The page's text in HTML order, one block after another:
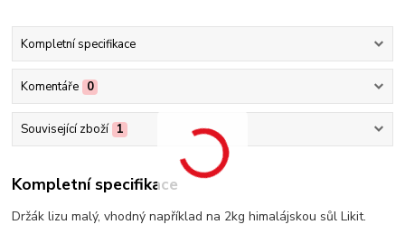
Kompletní specifikace
Komentáře 0
Související zboží 1
Kompletní specifikace
Držák lizu malý, vhodný například na 2kg himalájskou sůl Likit.